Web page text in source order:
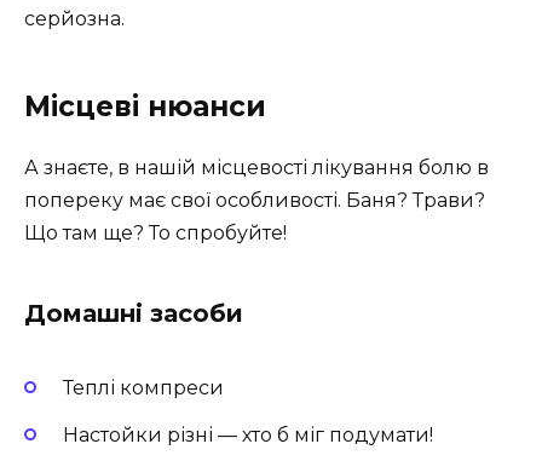
серйозна.
Місцеві нюанси
А знаєте, в нашій місцевості лікування болю в
попереку має свої особливості. Баня? Трави?
Що там ще? То спробуйте!
Домашні засоби
Теплі компреси
Настойки різні — хто б міг подумати!